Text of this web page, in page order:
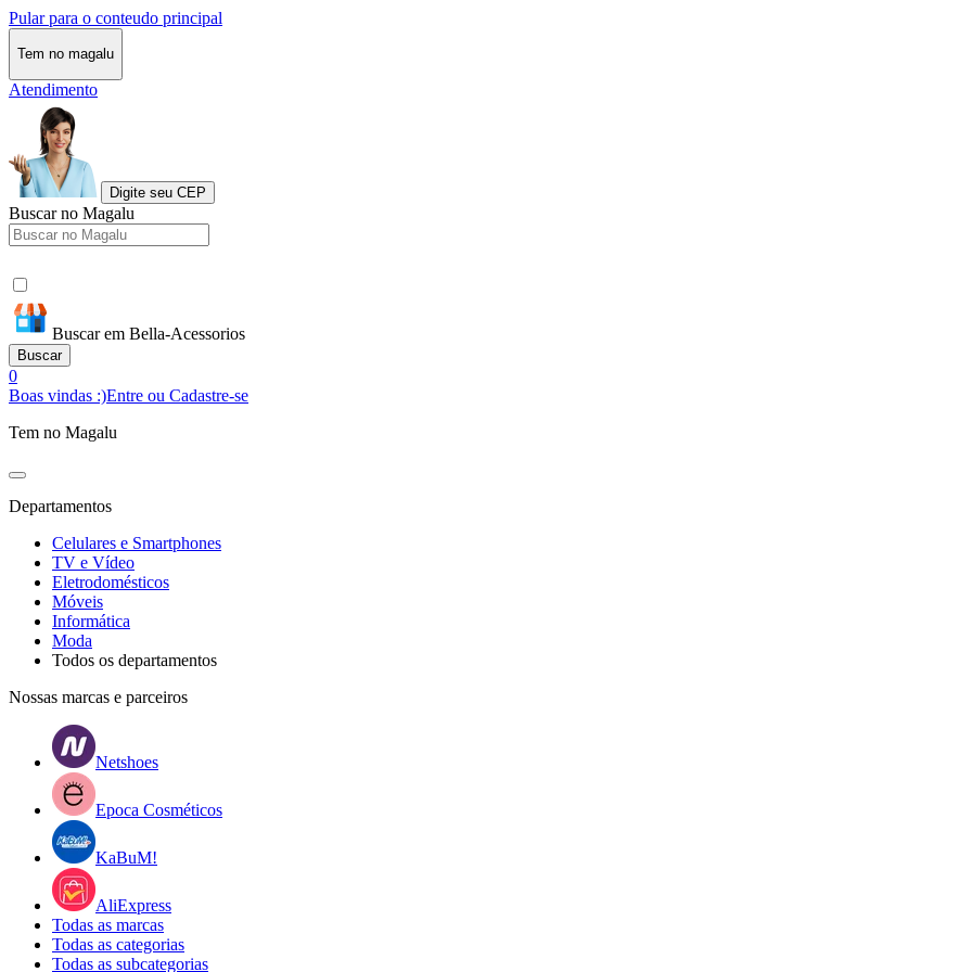
Pular para o conteudo principal
Tem no magalu
Atendimento
Digite seu CEP
Buscar no Magalu
Buscar em Bella-Acessorios
Buscar
0
Boas vindas :)Entre ou Cadastre-se
Tem no Magalu
Departamentos
Celulares e Smartphones
TV e Vídeo
Eletrodomésticos
Móveis
Informática
Moda
Todos os departamentos
Nossas marcas e parceiros
Netshoes
Epoca Cosméticos
KaBuM!
AliExpress
Todas as marcas
Todas as categorias
Todas as subcategorias